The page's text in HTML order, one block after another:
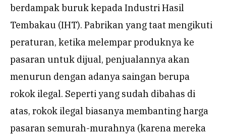
berdampak buruk kepada Industri Hasil
Tembakau (IHT). Pabrikan yang taat mengikuti
peraturan, ketika melempar produknya ke
pasaran untuk dijual, penjualannya akan
menurun dengan adanya saingan berupa
rokok ilegal. Seperti yang sudah dibahas di
atas, rokok ilegal biasanya membanting harga
pasaran semurah-murahnya (karena mereka